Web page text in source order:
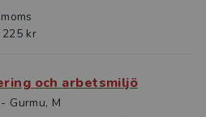
225 kr
och arbetsmiljö
Gurmu, M